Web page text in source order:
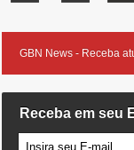
GBN News - Receba
Receba em seu